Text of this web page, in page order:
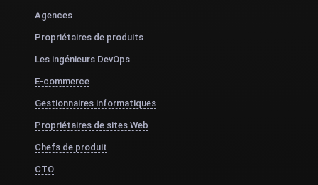
Agences
Propriétaires de produits
Les ingénieurs DevOps
E-commerce
Gestionnaires informatiques
Propriétaires de sites Web
Chefs de produit
CTO